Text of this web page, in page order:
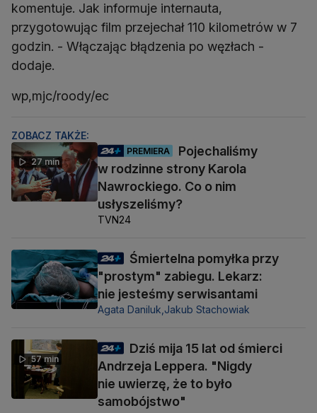
komentuje. Jak informuje internauta,
przygotowując film przejechał 110 kilometrów w 7
godzin. - Włączając błądzenia po węzłach -
dodaje.
wp,mjc/roody/ec
ZOBACZ TAKŻE:
27 min
PREMIERA
Pojechaliśmy
w rodzinne strony Karola
Nawrockiego. Co o nim
usłyszeliśmy?
TVN24
Śmiertelna pomyłka przy
"prostym" zabiegu. Lekarz:
nie jesteśmy serwisantami
Agata Daniluk, Jakub Stachowiak
57 min
Dziś mija 15 lat od śmierci
Andrzeja Leppera. "Nigdy
nie uwierzę, że to było
samobójstwo"